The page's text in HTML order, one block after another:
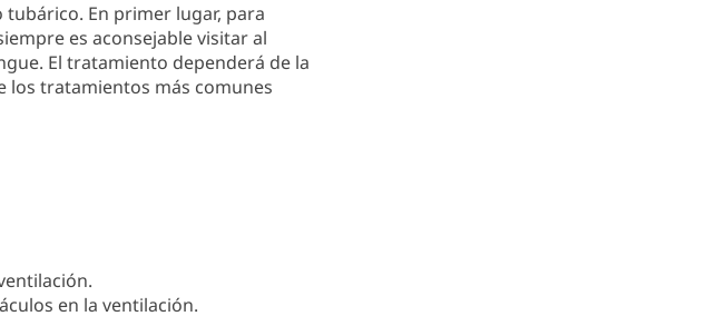
En primer lugar, para
es aconsejable visitar al
El tratamiento dependerá de la
los tratamientos más comunes
en la ventilación.